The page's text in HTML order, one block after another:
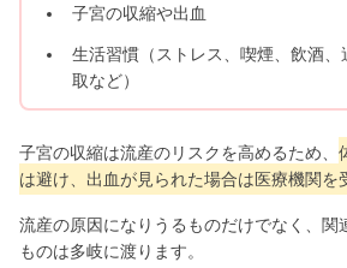
子宮の収縮や出血
生活習慣（ストレス、喫煙、飲酒、
取など）
子宮の収縮は流産のリスクを高めるため、
は避け、出血が見られた場合は医療機関を
流産の原因になりうるものだけでなく、関
ものは多岐に渡ります。